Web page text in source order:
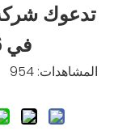
في CPHI China 2026
المشاهدات:954